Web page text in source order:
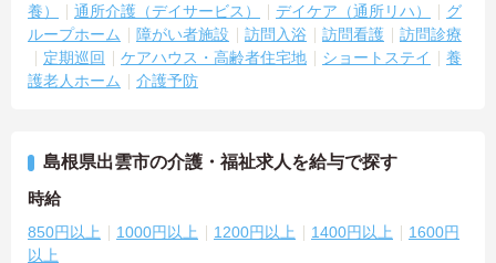
養）
通所介護（デイサービス） デイケア（通所リハ）
グ
ループホーム
障がい者施設 訪問入浴 訪問看護
訪問診療
定期巡回
ケアハウス・高齢者住宅地 ショートステイ
養
護老人ホーム
介護予防
島根県出雲市の介護・福祉求人を給与で探す
時給
850円以上 1000円以上 1200円以上 1400円以上
1600円
以上